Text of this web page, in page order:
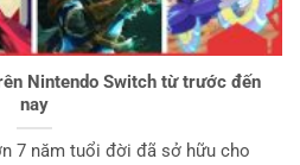
Nintendo Switch từ trước đến
nay
7 năm tuổi đời đã sở hữu cho